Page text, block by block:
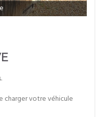
charger votre véhicule